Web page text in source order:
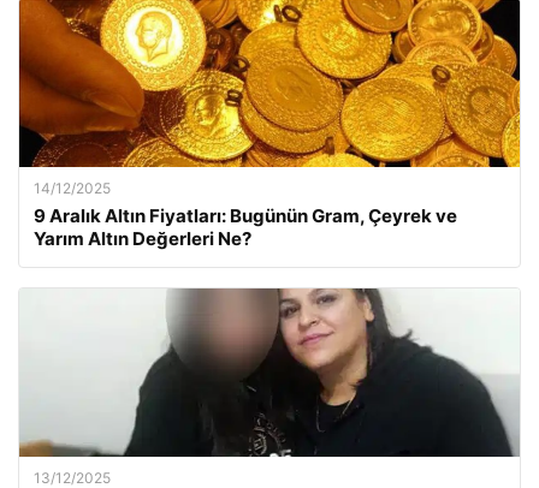
14/12/2025
9 Aralık Altın Fiyatları: Bugünün Gram, Çeyrek ve
Yarım Altın Değerleri Ne?
13/12/2025